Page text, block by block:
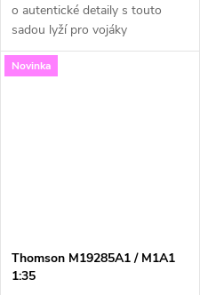
o autentické detaily s touto
sadou lyží pro vojáky
Wehrmachtu z období druhé
světové války. Sada od výrobce
Novinka
Thomson M19285A1 / M1A1
1:35